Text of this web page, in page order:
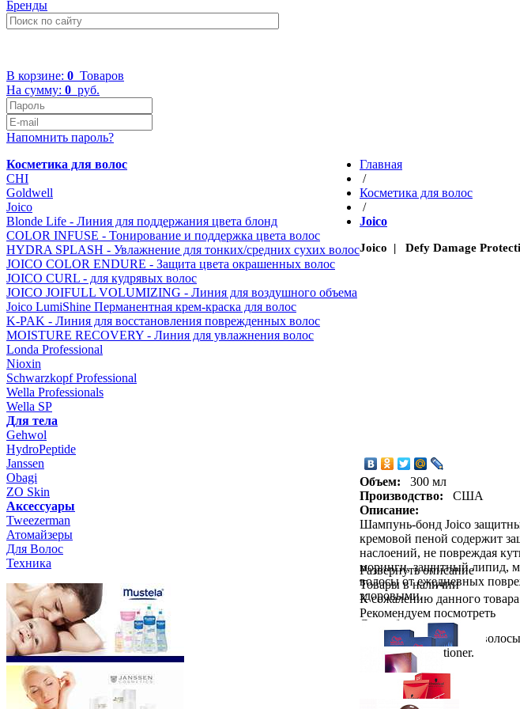
Бренды
В корзине: 0 Товаров
На сумму: 0 руб.
Напомнить пароль?
Косметика для волос
CHI
Goldwell
Joico
Blonde Life - Линия для поддержания цвета блонд
COLOR INFUSE - Тонирование и поддержка цвета волос
HYDRA SPLASH - Увлажнение для тонких/средних сухих волос
JOICO COLOR ENDURE - Защита цвета окрашенных волос
JOICO CURL - для кудрявых волоc
JOICO JOIFULL VOLUMIZING - Линия для воздушного объема
Joico LumiShine Перманентная крем-краска для волос
K-PAK - Линия для восстановления поврежденных волоc
MOISTURE RECOVERY - Линия для увлажнения волос
Londa Professional
Nioxin
Schwarzkopf Professional
Wella Professionals
Wella SP
Для тела
Gehwol
HydroPeptide
Janssen
Obagi
ZO Skin
Aксессуары
Tweezerman
Атомайзеры
Для Волос
Техника
Главная
/
Косметика для волос
/
Joico
Joico | Defy Damage
Объем:
300 мл
Производство:
США
Описание:
Шампунь-бонд Joico
кремовой пеной содержит
наслоений, не повреждая
моринги, защитный липид,
волосы от ежедневных
здоровыми.
Способ применения:
Нанесите на влажные
Protective Conditioner.
Развернуть описание
Товары в наличии
К сожалению данного
Рекомендуем посмотреть